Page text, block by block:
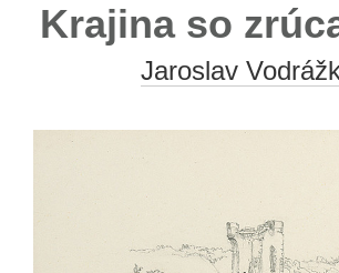
Krajina so
Jaroslav